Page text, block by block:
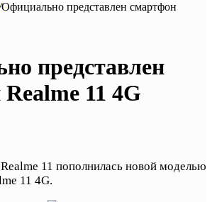
Официально представлен смартфон
представлен
11 4G
11 пополнилась новой моделью
11 4G.